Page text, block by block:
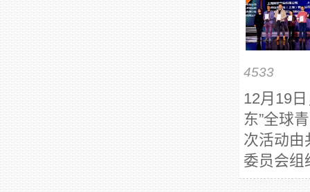
4533
12月19
东”全球
次活动由
委员会组